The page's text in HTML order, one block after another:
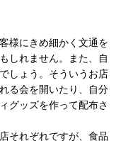
様にきめ細かく文通を
しれません。また、自
しょう。そういうお店
る会を開いたり、自分
グッズを作って配布さ
それぞれですが、食品